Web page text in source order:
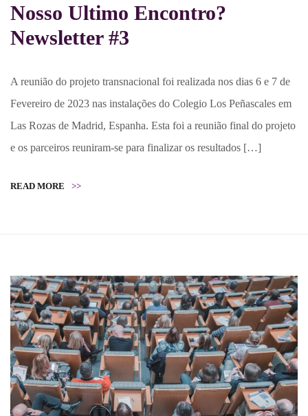
Nosso Ultimo Encontro?
Newsletter #3
A reunião do projeto transnacional foi realizada nos dias 6 e 7 de
Fevereiro de 2023 nas instalações do Colegio Los Peñascales em
Las Rozas de Madrid, Espanha. Esta foi a reunião final do projeto
e os parceiros reuniram-se para finalizar os resultados […]
READ MORE >>